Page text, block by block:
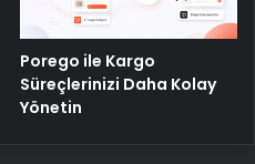
Porego ile Kargo
Süreçlerinizi Daha Kolay
Yönetin